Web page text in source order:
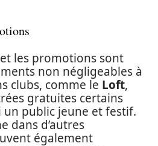
les promotions sont
non négligeables à
clubs, comme le Loft,
gratuites certains
public jeune et festif.
dans d’autres
également